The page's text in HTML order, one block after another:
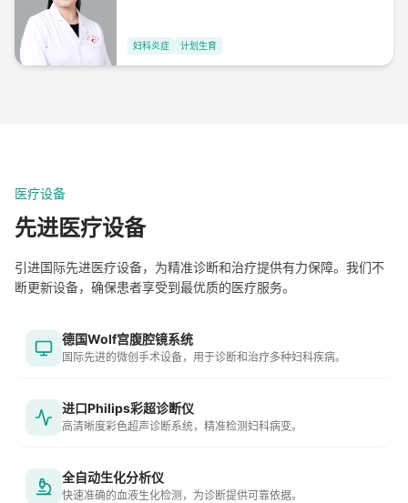
妇科炎症 计划生育
医疗设备
先进医疗设备
引进国际先进医疗设备，为精准诊断和治疗提供有力保障。我们不
断更新设备，确保患者享受到最优质的医疗服务。
德国Wolf宫腹腔镜系统
国际先进的微创手术设备，用于诊断和治疗多种妇科疾病。
进口Philips彩超诊断仪
高清晰度彩色超声诊断系统，精准检测妇科病变。
全自动生化分析仪
快速准确的血液生化检测，为诊断提供可靠依据。